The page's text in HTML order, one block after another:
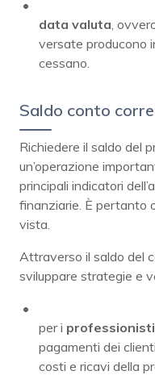
data valuta ,
versate producono
cessano.
Saldo conto
Richiedere il saldo del
un’operazione
principali indicatori
finanziarie. È pertanto
vista.
Attraverso il saldo del
sviluppare strategie e
per i professionisti
pagamenti dei
costi e ricavi della